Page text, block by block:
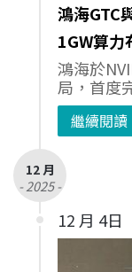
鴻海GTC
1GW算力
鴻海於
局，首度
繼續閱讀
12 月
- 2025 -
12 月 4日